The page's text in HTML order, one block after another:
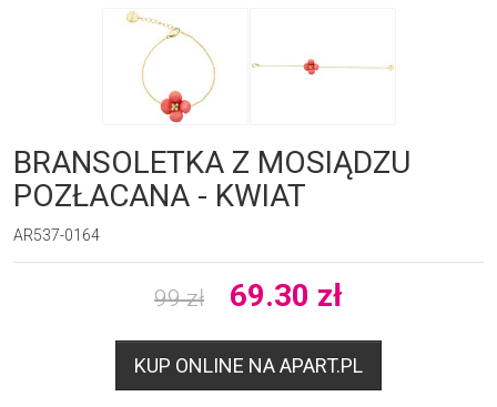
BRANSOLETKA Z MOSIĄDZU
POZŁACANA - KWIAT
AR537-0164
99 zł 69.30 zł
KUP ONLINE NA APART.PL